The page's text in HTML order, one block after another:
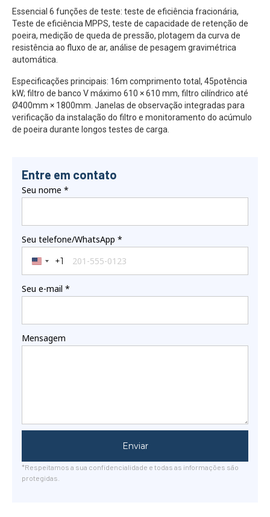
Essencial 6 funções de teste: teste de eficiência fracionária,
Teste de eficiência MPPS, teste de capacidade de retenção de
poeira, medição de queda de pressão, plotagem da curva de
resistência ao fluxo de ar, análise de pesagem gravimétrica
automática.
Especificações principais: 16m comprimento total, 45potência
kW; filtro de banco V máximo 610 × 610 mm, filtro cilíndrico até
Ø400mm × 1800mm. Janelas de observação integradas para
verificação da instalação do filtro e monitoramento do acúmulo
de poeira durante longos testes de carga.
Entre em contato
Seu nome *
Seu telefone/WhatsApp *
United States +1
+1
Seu e-mail *
Mensagem
Enviar
*Respeitamos a sua confidencialidade e todas as informações são
protegidas.